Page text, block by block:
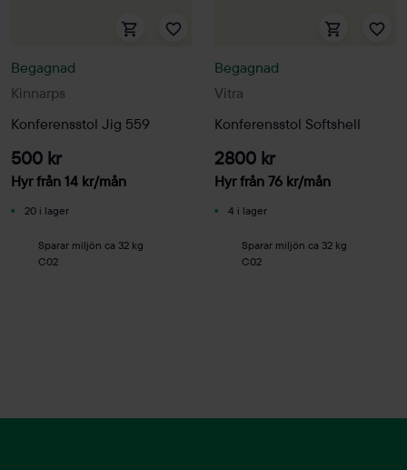
Kinnarps
Begagnad
Konferensstol Jig 559
500 kr
Hyr från 14 kr/mån
20 i lager
Sparar miljön ca 32 kg
C02
Vitra
Begagnad
Konferensstol Softshell
2800 kr
Hyr från 76 kr/mån
4 i lager
Sparar miljön ca 32 kg
C02